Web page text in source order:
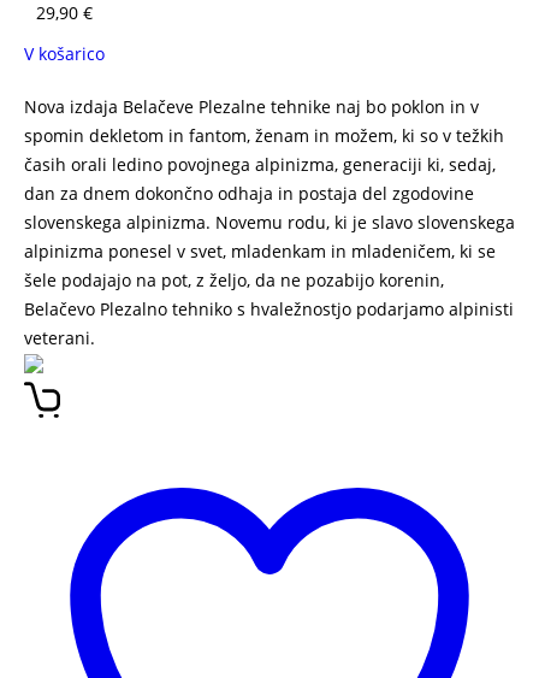
29,90 €
V košarico
Nova izdaja Belačeve Plezalne tehnike naj bo poklon in v
spomin dekletom in fantom, ženam in možem, ki so v težkih
časih orali ledino povojnega alpinizma, generaciji ki, sedaj,
dan za dnem dokončno odhaja in postaja del zgodovine
slovenskega alpinizma. Novemu rodu, ki je slavo slovenskega
alpinizma ponesel v svet, mladenkam in mladeničem, ki se
šele podajajo na pot, z željo, da ne pozabijo korenin,
Belačevo Plezalno tehniko s hvaležnostjo podarjamo alpinisti
veterani.